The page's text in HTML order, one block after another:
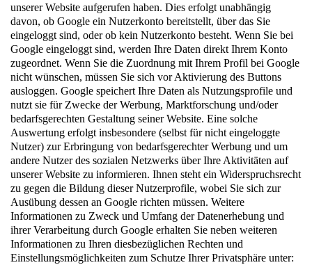
unserer Website aufgerufen haben. Dies erfolgt unabhängig
davon, ob Google ein Nutzerkonto bereitstellt, über das Sie
eingeloggt sind, oder ob kein Nutzerkonto besteht. Wenn Sie bei
Google eingeloggt sind, werden Ihre Daten direkt Ihrem Konto
zugeordnet. Wenn Sie die Zuordnung mit Ihrem Profil bei Google
nicht wünschen, müssen Sie sich vor Aktivierung des Buttons
ausloggen. Google speichert Ihre Daten als Nutzungsprofile und
nutzt sie für Zwecke der Werbung, Marktforschung und/oder
bedarfsgerechten Gestaltung seiner Website. Eine solche
Auswertung erfolgt insbesondere (selbst für nicht eingeloggte
Nutzer) zur Erbringung von bedarfsgerechter Werbung und um
andere Nutzer des sozialen Netzwerks über Ihre Aktivitäten auf
unserer Website zu informieren. Ihnen steht ein Widerspruchsrecht
zu gegen die Bildung dieser Nutzerprofile, wobei Sie sich zur
Ausübung dessen an Google richten müssen. Weitere
Informationen zu Zweck und Umfang der Datenerhebung und
ihrer Verarbeitung durch Google erhalten Sie neben weiteren
Informationen zu Ihren diesbezüglichen Rechten und
Einstellungsmöglichkeiten zum Schutze Ihrer Privatsphäre unter: